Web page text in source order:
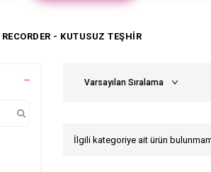
- KUTUSUZ TEŞHİR
İlgili kategoriye ait ürün